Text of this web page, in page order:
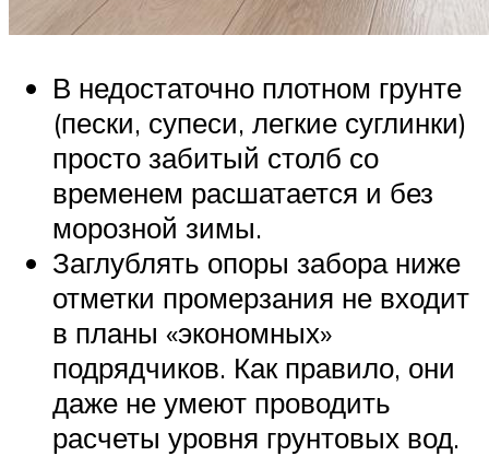
В недостаточно плотном грунте
(пески, супеси, легкие суглинки)
просто забитый столб со
временем расшатается и без
морозной зимы.
Заглублять опоры забора ниже
отметки промерзания не входит
в планы «экономных»
подрядчиков. Как правило, они
даже не умеют проводить
расчеты уровня грунтовых вод.